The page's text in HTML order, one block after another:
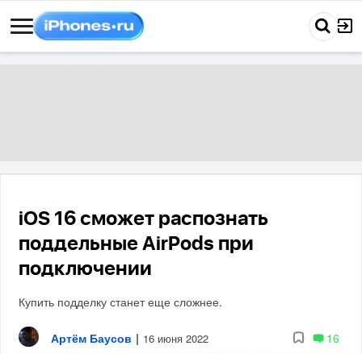
iOS 16 сможет распознать
поддельные AirPods при
подключении
Купить подделку станет еще сложнее.
Артём Баусов | 16 июня 2022 16